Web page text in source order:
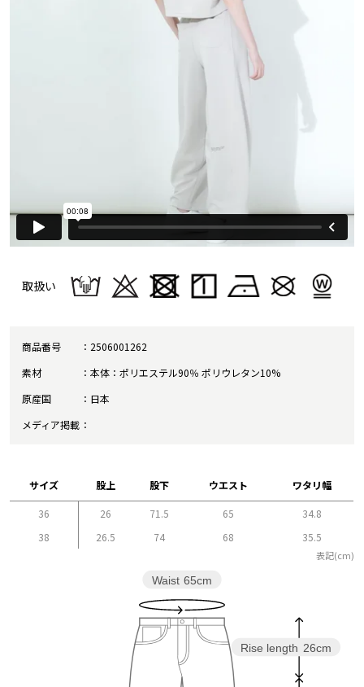
取扱い
商品番号
2506001262
素材
本体：ポリエステル90％ ポリウレタン10%
原産国
日本
メディア掲載
サイズ 股上 股下 ウエスト ワタリ幅
36 26 71.5 65
34.8
38
26.5 74 68 35.5
表記(cm)
Rise length 26cm
Waist 65cm